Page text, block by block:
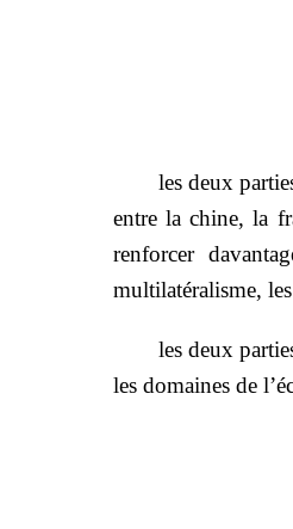
les deux
entre la chine, la
renforcer
multilatéralisme,
les deux
les domaines de